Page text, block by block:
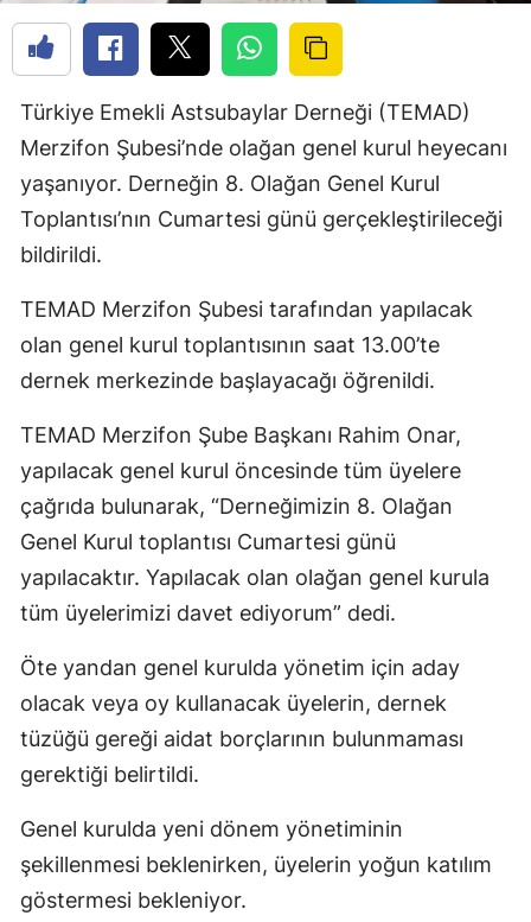
Türkiye Emekli Astsubaylar Derneği (TEMAD)
Merzifon Şubesi’nde olağan genel kurul heyecanı
yaşanıyor. Derneğin 8. Olağan Genel Kurul
Toplantısı’nın Cumartesi günü gerçekleştirileceği
bildirildi.
TEMAD Merzifon Şubesi tarafından yapılacak
olan genel kurul toplantısının saat 13.00’te
dernek merkezinde başlayacağı öğrenildi.
TEMAD Merzifon Şube Başkanı Rahim Onar,
yapılacak genel kurul öncesinde tüm üyelere
çağrıda bulunarak, “Derneğimizin 8. Olağan
Genel Kurul toplantısı Cumartesi günü
yapılacaktır. Yapılacak olan olağan genel kurula
tüm üyelerimizi davet ediyorum” dedi.
Öte yandan genel kurulda yönetim için aday
olacak veya oy kullanacak üyelerin, dernek
tüzüğü gereği aidat borçlarının bulunmaması
gerektiği belirtildi.
Genel kurulda yeni dönem yönetiminin
şekillenmesi beklenirken, üyelerin yoğun katılım
göstermesi bekleniyor.